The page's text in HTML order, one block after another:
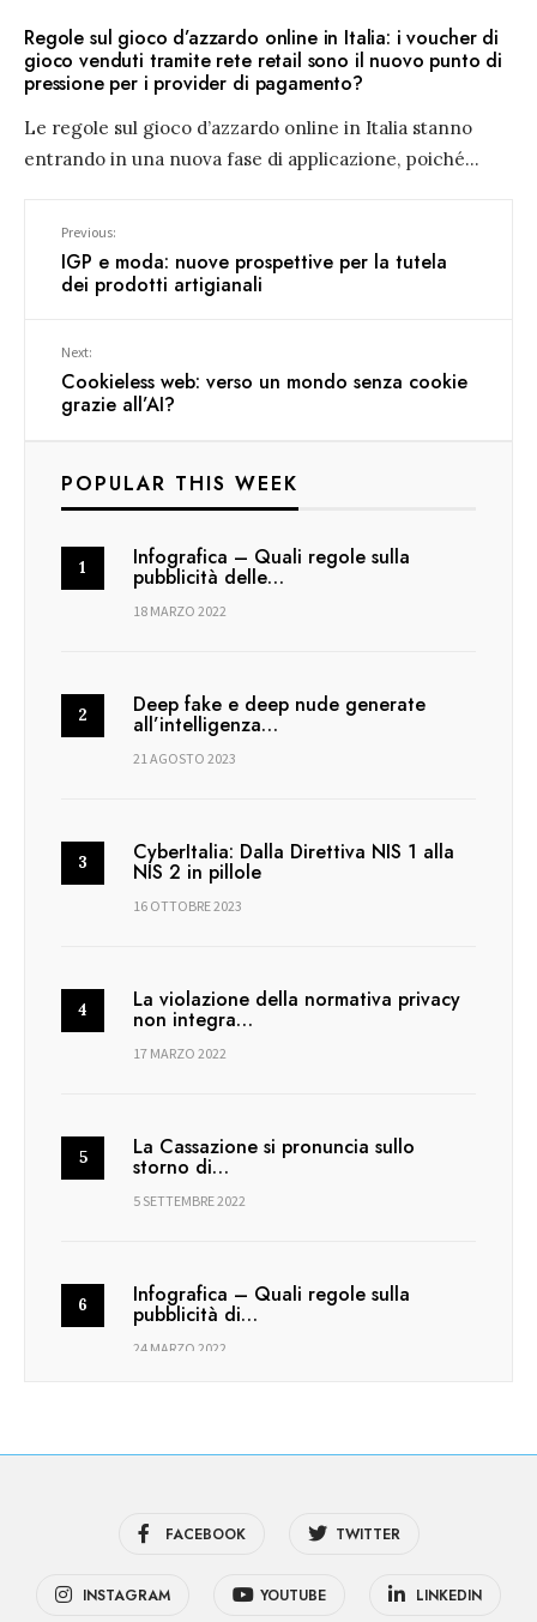
Regole sul gioco d’azzardo online in Italia: i voucher di
gioco venduti tramite rete retail sono il nuovo punto di
pressione per i provider di pagamento?
Le regole sul gioco d’azzardo online in Italia stanno
entrando in una nuova fase di applicazione, poiché...
Previous:
IGP e moda: nuove prospettive per la tutela
dei prodotti artigianali
Next:
Cookieless web: verso un mondo senza cookie
grazie all’AI?
POPULAR THIS WEEK
Infografica – Quali regole sulla
pubblicità delle…
18 MARZO 2022
Deep fake e deep nude generate
all’intelligenza…
21 AGOSTO 2023
CyberItalia: Dalla Direttiva NIS 1 alla
NIS 2 in pillole
16 OTTOBRE 2023
La violazione della normativa privacy
non integra…
17 MARZO 2022
La Cassazione si pronuncia sullo
storno di…
5 SETTEMBRE 2022
Infografica – Quali regole sulla
pubblicità di…
24 MARZO 2022
FACEBOOK TWITTER
INSTAGRAM YOUTUBE LINKEDIN